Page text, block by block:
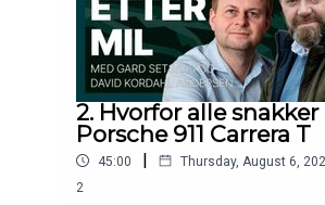
2. Hvorfor alle
Porsche 911 Carrera T
45:00 | Thursday, August 6,
2